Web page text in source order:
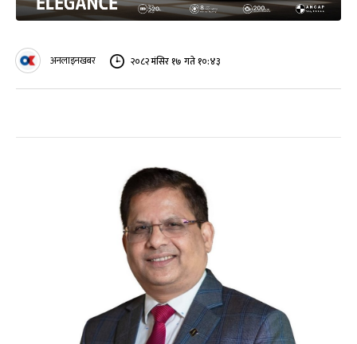
अनलाइनखबर २०८२ मंसिर १७ गते १०:४३